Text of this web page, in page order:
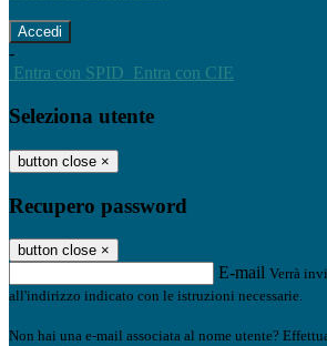
-
Entra con SPID Entra con CIE
Seleziona utente
button close ×
Recupero password
button close ×
E-mail Verrà
all'indirizzo indicato con le istruzioni necessarie.
Non hai una e-mail associata al nome utente?